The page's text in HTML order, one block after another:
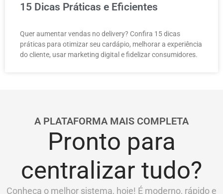
15 Dicas Práticas e Eficientes
Quer aumentar vendas no delivery? Confira 15 dicas
práticas para otimizar seu cardápio, melhorar a experiência
do cliente, usar marketing digital e fidelizar consumidores.
A PLATAFORMA MAIS COMPLETA
Pronto para
centralizar tudo?
Conheça o melhor sistema, hoje! É moderno, rápido e